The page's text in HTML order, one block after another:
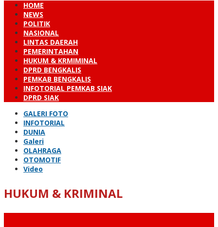
HOME
NEWS
POLITIK
NASIONAL
LINTAS DAERAH
PEMERINTAHAN
HUKUM & KRMIMINAL
DPRD BENGKALIS
PEMKAB BENGKALIS
INFOTORIAL PEMKAB SIAK
DPRD SIAK
GALERI FOTO
INFOTORIAL
DUNIA
Galeri
OLAHRAGA
OTOMOTIF
Video
HUKUM & KRIMINAL